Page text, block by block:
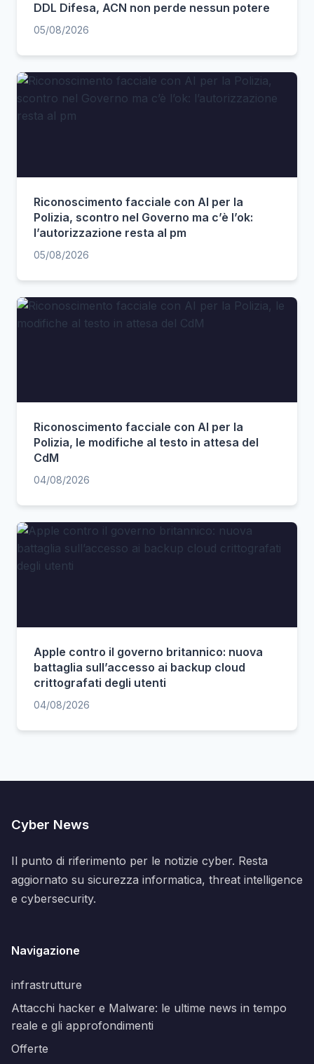
DDL Difesa, ACN non perde nessun potere
05/08/2026
Riconoscimento facciale con AI per la
Polizia, scontro nel Governo ma c’è l’ok:
l’autorizzazione resta al pm
05/08/2026
Riconoscimento facciale con AI per la
Polizia, le modifiche al testo in attesa del
CdM
04/08/2026
Apple contro il governo britannico: nuova
battaglia sull’accesso ai backup cloud
crittografati degli utenti
04/08/2026
Cyber News
Il punto di riferimento per le notizie cyber. Resta
aggiornato su sicurezza informatica, threat intelligence
e cybersecurity.
Navigazione
infrastrutture
Attacchi hacker e Malware: le ultime news in tempo
reale e gli approfondimenti
Offerte